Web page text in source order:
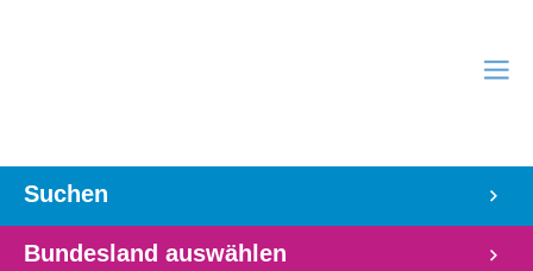
Suchen
Bundesland auswählen